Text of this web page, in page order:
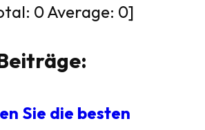
0Average: 0]
Sie die besten